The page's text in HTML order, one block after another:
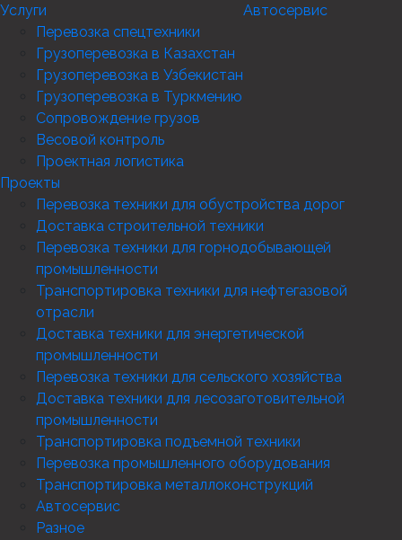
Услуги
Перевозка спецтехники
Грузоперевозка в Казахстан
Грузоперевозка в Узбекистан
Грузоперевозка в Туркмению
Сопровождение грузов
Весовой контроль
Проектная логистика
Автосервис
Проекты
Перевозка техники для обустройства дорог
Доставка строительной техники
Перевозка техники для горнодобывающей
промышленности
Транспортировка техники для нефтегазовой
отрасли
Доставка техники для энергетической
промышленности
Перевозка техники для сельского хозяйства
Доставка техники для лесозаготовительной
промышленности
Транспортировка подъемной техники
Перевозка промышленного оборудования
Транспортировка металлоконструкций
Автосервис
Разное